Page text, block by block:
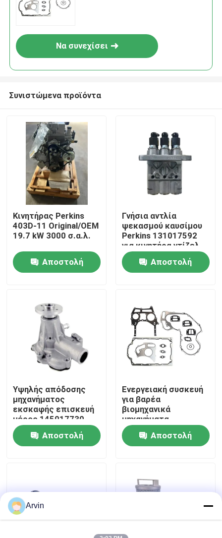
Αρχική Σελίδα
Σχετικά με εμάς
Γύρος εργοστασίων
επαφή
Νέα
Ανταλλακτικά Liugong
Ανταλλακτικά Cummins
Να συνεχίσει
Συνιστώμενα προϊόντα
Κινητήρας Perkins
403D-11 Original/OEM
19.7 kW 3000 σ.α.λ.
Αποστολή
Γνήσια αντλία
ψεκασμού καυσίμου
Perkins 131017592
για κινητήρα ντίζελ
403D
Αποστολή
Υψηλής απόδοσης
μηχανήματος
εκσκαφής επισκευή
μέρος 145017730
αντλία νερού για
εκσκαφέα Perkins
Αποστολή
Ενεργειακή συσκευή
για βαρέα
βιομηχανικά
μηχανήματα
Αποστολή
Arvin